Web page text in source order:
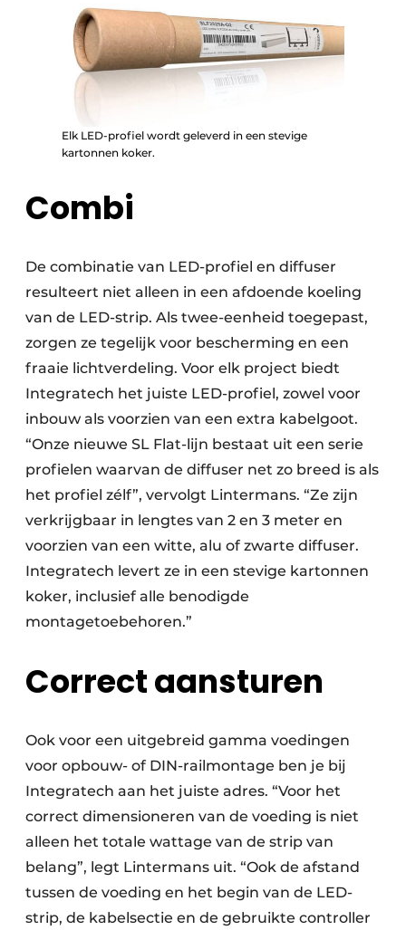
Elk LED-profiel wordt geleverd in een stevige
kartonnen koker.
Combi
De combinatie van LED-profiel en diffuser
resulteert niet alleen in een afdoende koeling
van de LED-strip. Als twee-eenheid toegepast,
zorgen ze tegelijk voor bescherming en een
fraaie lichtverdeling. Voor elk project biedt
Integratech het juiste LED-profiel, zowel voor
inbouw als voorzien van een extra kabelgoot.
“Onze nieuwe SL Flat-lijn bestaat uit een serie
profielen waarvan de diffuser net zo breed is als
het profiel zélf”, vervolgt Lintermans. “Ze zijn
verkrijgbaar in lengtes van 2 en 3 meter en
voorzien van een witte, alu of zwarte diffuser.
Integratech levert ze in een stevige kartonnen
koker, inclusief alle benodigde
montagetoebehoren.”
Correct aansturen
Ook voor een uitgebreid gamma voedingen
voor opbouw- of DIN-railmontage ben je bij
Integratech aan het juiste adres. “Voor het
correct dimensioneren van de voeding is niet
alleen het totale wattage van de strip van
belang”, legt Lintermans uit. “Ook de afstand
tussen de voeding en het begin van de LED-
strip, de kabelsectie en de gebruikte controller